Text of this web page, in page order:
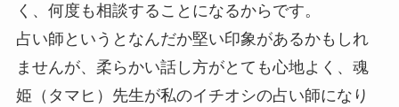
く、何度も相談することになるからです。
占い師というとなんだか堅い印象があるかもしれ
ませんが、柔らかい話し方がとても心地よく、魂
姫（タマヒ）先生が私のイチオシの占い師になり